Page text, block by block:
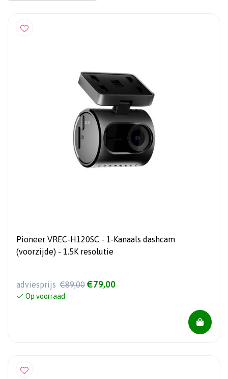
Pioneer VREC-H120SC - 1-Kanaals dashcam
(voorzijde) - 1.5K resolutie
adviesprijs €89,00 €79,00
Op voorraad